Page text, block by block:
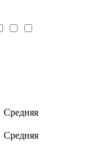
Средняя
Средняя